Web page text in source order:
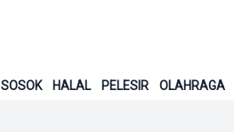
SOSOK HALAL PELESIR OLAHRAGA